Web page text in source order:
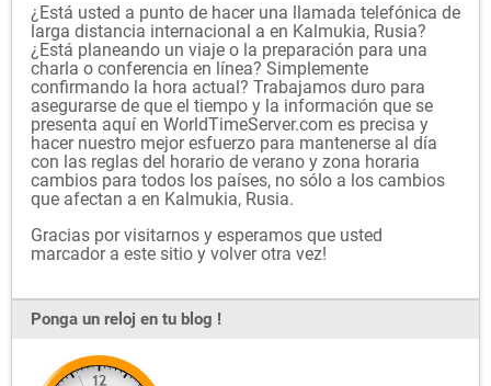
¿Está usted a punto de hacer una llamada telefónica de
larga distancia internacional a en Kalmukia, Rusia?
¿Está planeando un viaje o la preparación para una
charla o conferencia en línea? Simplemente
confirmando la hora actual? Trabajamos duro para
asegurarse de que el tiempo y la información que se
presenta aquí en WorldTimeServer.com es precisa y
hacer nuestro mejor esfuerzo para mantenerse al día
con las reglas del horario de verano y zona horaria
cambios para todos los países, no sólo a los cambios
que afectan a en Kalmukia, Rusia.
Gracias por visitarnos y esperamos que usted
marcador a este sitio y volver otra vez!
Ponga un reloj en tu blog !